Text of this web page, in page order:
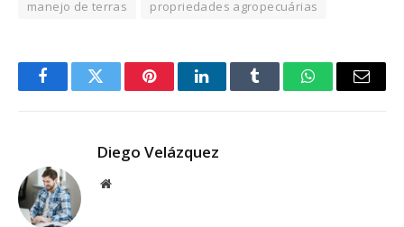
manejo de terras propriedades agropecuárias
FacebookTwitter PinterestLinkedInTumblr WhatsAppEmail
Diego Velázquez
Website